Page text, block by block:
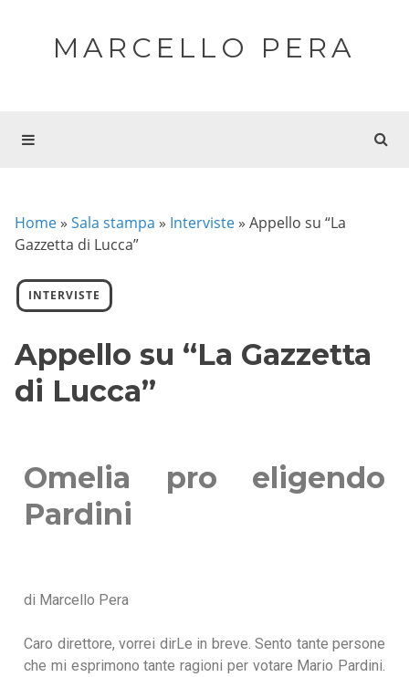
MARCELLO PERA
Home » Sala stampa » Interviste » Appello su “La
Gazzetta di Lucca”
INTERVISTE
Appello su “La Gazzetta
di Lucca”
Omelia pro eligendo
Pardini
di Marcello Pera
Caro direttore, vorrei dirLe in breve. Sento tante persone
che mi esprimono tante ragioni per votare Mario Pardini.